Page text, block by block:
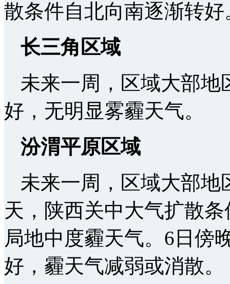
散条件自北向南逐渐转好
长三角区域
未来一周，区域大部
好，无明显雾霾天气。
汾渭平原区域
未来一周，区域大部地
天，陕西关中大气扩散
局地中度霾天气。6日傍
好，霾天气减弱或消散。